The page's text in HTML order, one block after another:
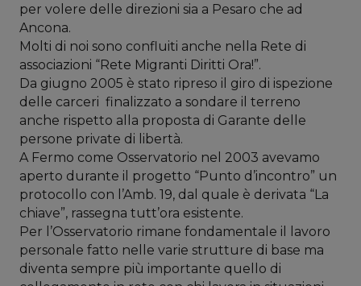
per volere delle direzioni sia a Pesaro che ad
Ancona.
Molti di noi sono confluiti anche nella Rete di
associazioni “Rete Migranti Diritti Ora!”.
Da giugno 2005 è stato ripreso il giro di ispezione
delle carceri finalizzato a sondare il terreno
anche rispetto alla proposta di Garante delle
persone private di libertà.
A Fermo come Osservatorio nel 2003 avevamo
aperto durante il progetto “Punto d’incontro” un
protocollo con l’Amb. 19, dal quale è derivata “La
chiave”, rassegna tutt’ora esistente.
Per l’Osservatorio rimane fondamentale il lavoro
personale fatto nelle varie strutture di base ma
diventa sempre più importante quello di